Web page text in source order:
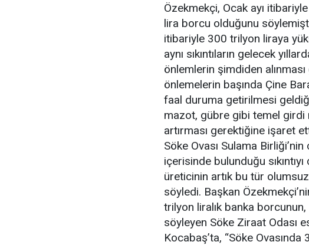
Özekmekçi, Ocak ayı
lira borcu olduğunu
itibariyle 300 trilyon liraya
aynı sıkıntıların gelecek
önlemlerin şimdiden
önlemelerin başında Çine
faal duruma getirilmesi
mazot, gübre gibi temel
artırması gerektiğine işaret
Söke Ovası Sulama
içerisinde bulunduğu
üreticinin artık bu tür
söyledi. Başkan
trilyon liralık banka borcunun,
söyleyen Söke Ziraat Odası
Kocabaş’ta, “Söke